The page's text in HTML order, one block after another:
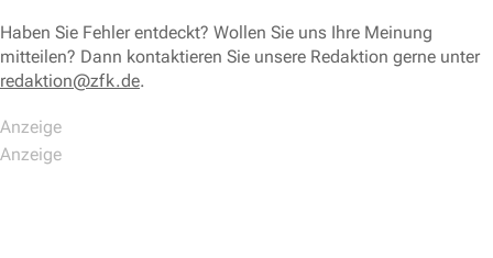
Haben Sie Fehler entdeckt? Wollen Sie uns Ihre Meinung
mitteilen? Dann kontaktieren Sie unsere Redaktion gerne unter
redaktion@zfk.de.